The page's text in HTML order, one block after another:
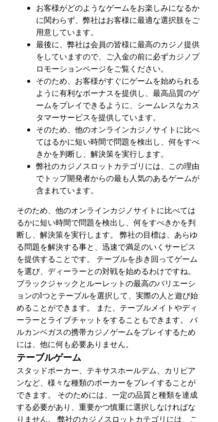
お客様がどのようなゲームをお楽しみになるか
に関わらず、弊社はお客様に最適な選択肢をご
用意しています。
最後に、弊社は会員の皆様に最高のカジノ提供
をしていますので、ご入金の前に必ずカジノプ
ロモーションページをご覧ください。
そのため、お客様がすぐにゲームを始められる
ように有利なボーナスを提供し、最高品質のゲ
ームをプレイできるように、シームレスなカス
タマーサービスを提供しています。
そのため、他のオンラインカジノサイトに比べ
てはるかに短い時間で問題を検出し、何をすべ
きかを判断し、解決策を実行します。
弊社のカジノスロットカテゴリには、この理由
でトップ開発者からの最も人気のあるゲームが
含まれています。
そのため、他のオンラインカジノサイトに比べては
るかに短い時間で問題を検出し、何をすべきかを判
断し、解決策を実行します。 弊社の目標は、あらゆ
る問題を解決する事と、迅速で満足のいくサービス
を提供することです。 テーブルを歩き回ってゲーム
を選び、ディーラーとの対戦を始めるわけですね。
ブラックジャックとルーレットの最高のバリエーシ
ョンの1つとテーブルを選択して、実際の人と遊び始
めることができます。 また、テーブルメイトやディ
ーラーとライブチャットをすることもできます。 バ
ルカンベガスの携帯カジノゲームをプレイするため
には、他に何も必要ありません。
テーブルゲーム
スタッドポーカー、テキサスホールデム、カリビア
ンなど、様々な種類のポーカーをプレイすることが
できます。 そのためには、一定の品質と種類を達成
する必要があり、重要かつ慎重に選択しなければな
りません。 弊社のカジノスロットカテゴリには、こ